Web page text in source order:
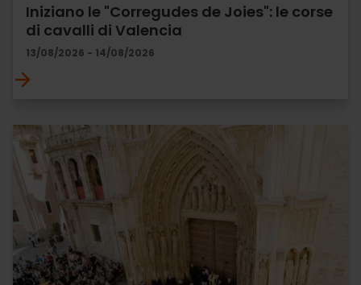
Iniziano le "Corregudes de Joies": le corse
di cavalli di Valencia
13/08/2026 - 14/08/2026